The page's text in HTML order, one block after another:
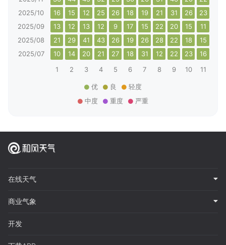
2025/10
16 15 12 25 26 18 19 21 31 26 23
2025/09
13 12 13 12 9 17 15 22 20 15 11
2025/08
21 29 41 43 26 19 26 28 22 18 15
2025/07
10 14 20 21 27 18 31 12 22 23 16
1
2 3 4 5 6 7 8 9 10 11
优 良
轻度
中度
重度 严重
在线天气
商业气象
开发